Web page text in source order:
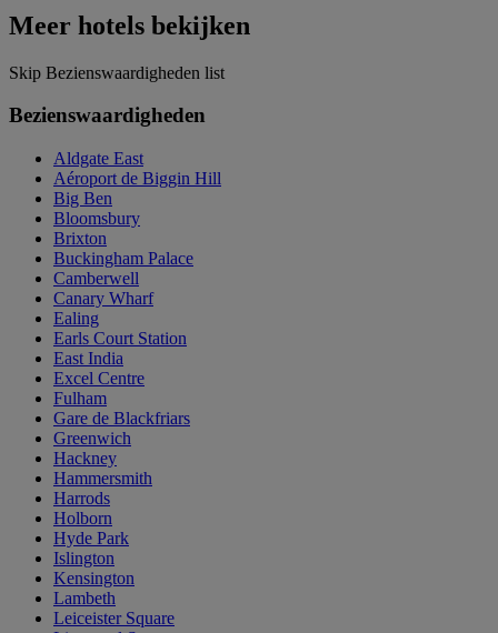
Meer hotels bekijken
Skip Bezienswaardigheden list
Bezienswaardigheden
Aldgate East
Aéroport de Biggin Hill
Big Ben
Bloomsbury
Brixton
Buckingham Palace
Camberwell
Canary Wharf
Ealing
Earls Court Station
East India
Excel Centre
Fulham
Gare de Blackfriars
Greenwich
Hackney
Hammersmith
Harrods
Holborn
Hyde Park
Islington
Kensington
Lambeth
Leiceister Square